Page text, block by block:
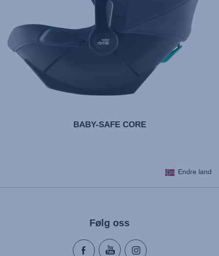
BABY-SAFE CORE
Endre land
Følg oss